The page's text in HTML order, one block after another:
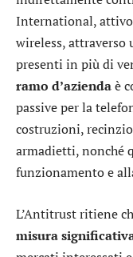
International,
wireless,
presenti in più di
ramo d’aziendaè
passive per la
costruzioni,
armadietti, nonché
funzionamento e
L’Antitrust ritiene
misura